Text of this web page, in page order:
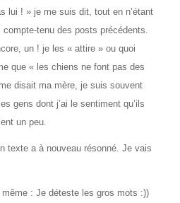
lui ! » je me suis dit, tout en n’étant
compte-tenu des posts précédents.
un ! je les « attire » ou quoi
que « les chiens ne font pas des
disait ma mère, je suis souvent
gens dont j’ai le sentiment qu’ils
un peu.
texte a à nouveau résonné. Je vais
: Je déteste les gros mots :))